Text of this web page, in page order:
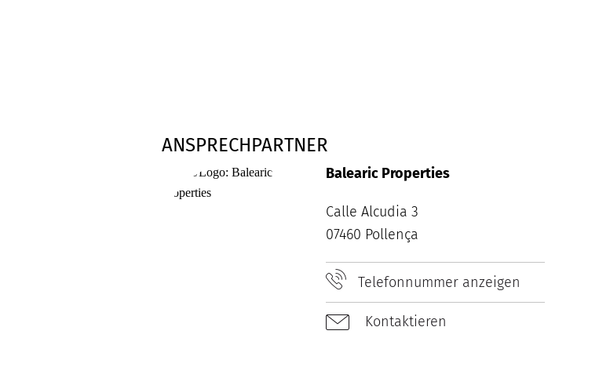
ANSPRECHPARTNER
Balearic Properties
Calle Alcudia 3
07460 Pollença
Telefonnummer anzeigen
Kontaktieren